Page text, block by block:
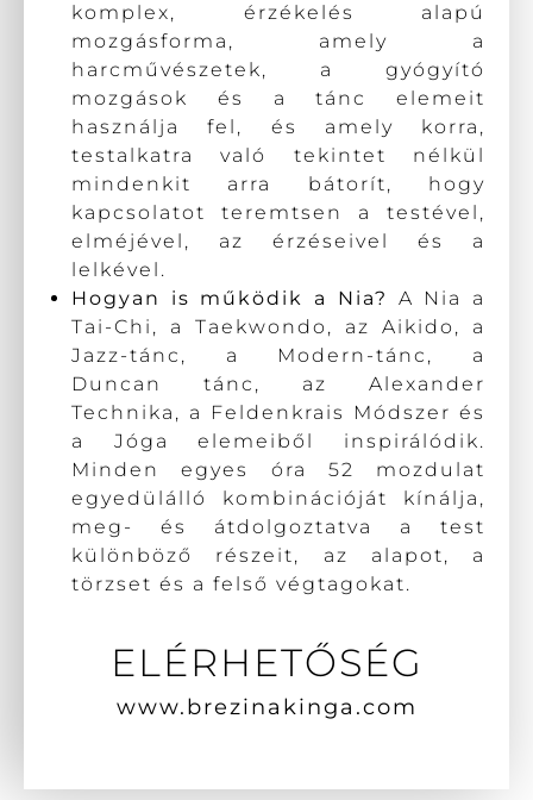
komplex, érzékelés alapú
mozgásforma, amely a
harcművészetek, a gyógyító
mozgások és a tánc elemeit
használja fel, és amely korra,
testalkatra való tekintet nélkül
mindenkit arra bátorít, hogy
kapcsolatot teremtsen a testével,
elméjével, az érzéseivel és a
lelkével.
Hogyan is működik a Nia?
A Nia a
Tai-Chi, a Taekwondo, az Aikido, a
Jazz-tánc, a Modern-tánc, a
Duncan tánc, az Alexander
Technika, a Feldenkrais Módszer és
a Jóga elemeiből inspirálódik.
Minden egyes óra 52 mozdulat
egyedülálló kombinációját kínálja,
meg- és átdolgoztatva a test
különböző részeit, az alapot, a
törzset és a felső végtagokat.
ELÉRHETŐSÉG
www.brezinakinga.com